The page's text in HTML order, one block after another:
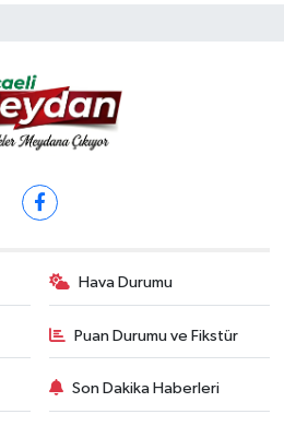
Hava Durumu
Puan Durumu ve Fikstür
Son Dakika Haberleri